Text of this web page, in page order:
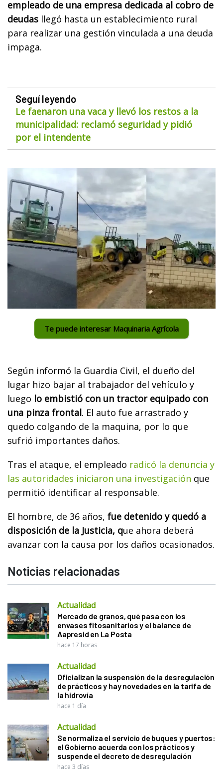
empleado de una empresa dedicada al cobro de
deudas llegó hasta un establecimiento rural
para realizar una gestión vinculada a una deuda
impaga.
Seguí leyendo
Le faenaron una vaca y llevó los restos a la
municipalidad: reclamó seguridad y pidió
por el intendente
Te puede interesar Maquinaria Agrícola
Según informó la Guardia Civil, el dueño del
lugar hizo bajar al trabajador del vehículo y
luego lo embistió con un tractor equipado con
una pinza frontal. El auto fue arrastrado y
quedo colgando de la maquina, por lo que
sufrió importantes daños.
Tras el ataque, el empleado radicó la denuncia y
las autoridades iniciaron una investigación que
permitió identificar al responsable.
El hombre, de 36 años, fue detenido y quedó a
disposición de la Justicia, que ahora deberá
avanzar con la causa por los daños ocasionados.
Noticias relacionadas
Actualidad
Mercado de granos, qué pasa con los
envases fitosanitarios y el balance de
Aapresid en La Posta
hace 17 horas
Actualidad
Oficializan la suspensión de la desregulación
de prácticos y hay novedades en la tarifa de
la hidrovía
hace 1 día
Actualidad
Se normaliza el servicio de buques y puertos:
el Gobierno acuerda con los prácticos y
suspende el decreto de desregulación
hace 3 días